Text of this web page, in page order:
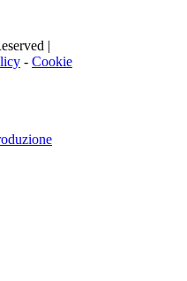
|
- Cookie